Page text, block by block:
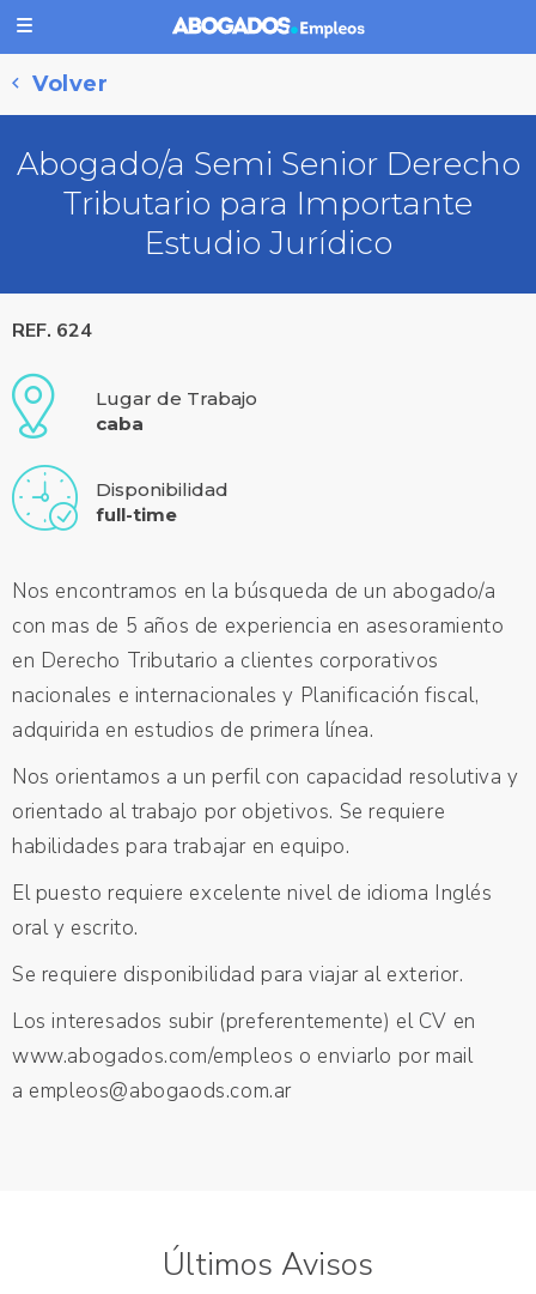
Volver
Abogado/a Semi Senior Derecho
Tributario para Importante
Estudio Jurídico
REF. 624
Lugar de Trabajo
caba
Disponibilidad
full-time
Nos encontramos en la búsqueda de un abogado/a
con mas de 5 años de experiencia en asesoramiento
en Derecho Tributario a clientes corporativos
nacionales e internacionales y Planificación fiscal,
adquirida en estudios de primera línea.
Nos orientamos a un perfil con capacidad resolutiva y
orientado al trabajo por objetivos. Se requiere
habilidades para trabajar en equipo.
El puesto requiere excelente nivel de idioma Inglés
oral y escrito.
Se requiere disponibilidad para viajar al exterior.
Los interesados subir (preferentemente) el CV en
www.abogados.com/empleos o enviarlo por mail
a empleos@abogaods.com.ar
Últimos Avisos